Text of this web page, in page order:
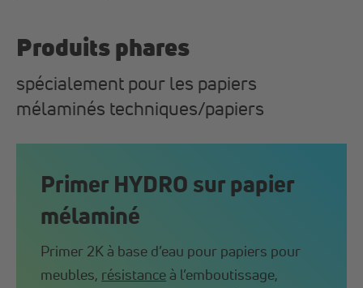
Produits phares
spécialement pour les papiers
mélaminés techniques/papiers
Primer HYDRO sur papier
mélaminé
Primer 2K à base d’eau pour papiers pour
meubles, résistanceà l’emboutissage,